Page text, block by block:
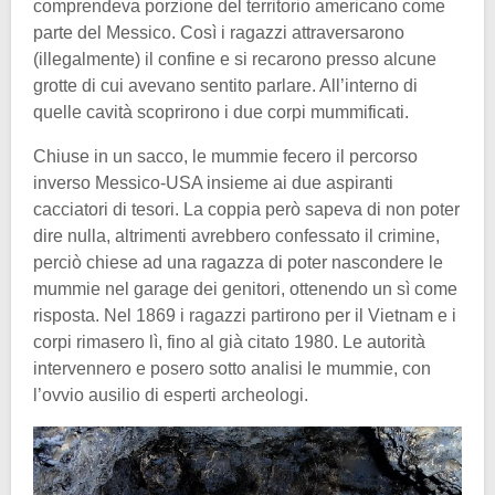
comprendeva porzione del territorio americano come
parte del Messico. Così i ragazzi attraversarono
(illegalmente) il confine e si recarono presso alcune
grotte di cui avevano sentito parlare. All’interno di
quelle cavità scoprirono i due corpi mummificati.
Chiuse in un sacco, le mummie fecero il percorso
inverso Messico-USA insieme ai due aspiranti
cacciatori di tesori. La coppia però sapeva di non poter
dire nulla, altrimenti avrebbero confessato il crimine,
perciò chiese ad una ragazza di poter nascondere le
mummie nel garage dei genitori, ottenendo un sì come
risposta. Nel 1869 i ragazzi partirono per il Vietnam e i
corpi rimasero lì, fino al già citato 1980. Le autorità
intervennero e posero sotto analisi le mummie, con
l’ovvio ausilio di esperti archeologi.